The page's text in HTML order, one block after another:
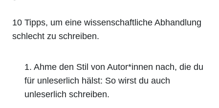
10 Tipps, um eine wissenschaftliche Abhandlung
schlecht zu schreiben.
1. Ahme den Stil von Autor*innen nach, die du
für unleserlich hälst: So wirst du auch
unleserlich schreiben.